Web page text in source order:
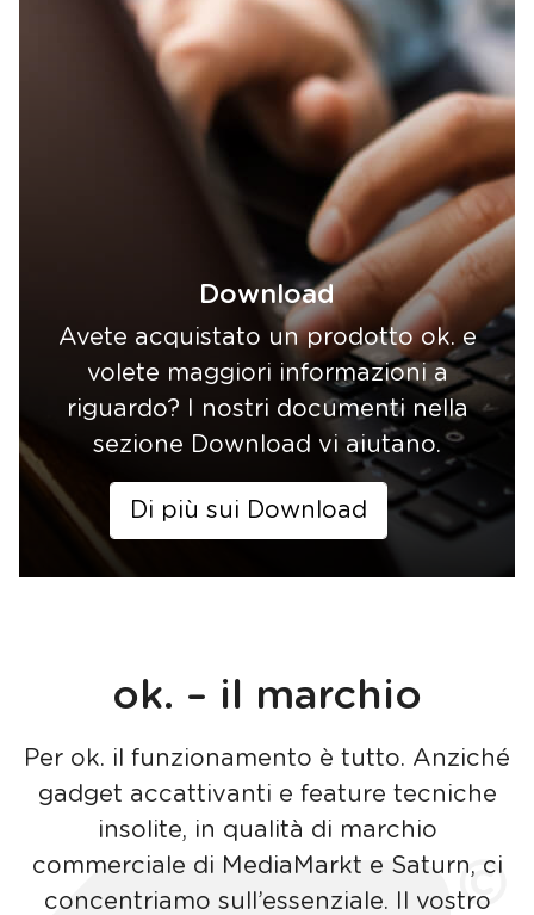
Download
Avete acquistato un prodotto ok. e
volete maggiori informazioni a
riguardo? I nostri documenti nella
sezione Download vi aiutano.
Di più sui Download
ok. – il marchio
Per ok. il funzionamento è tutto. Anziché
gadget accattivanti e feature tecniche
insolite, in qualità di marchio
commerciale di MediaMarkt e Saturn, ci
concentriamo sull’essenziale. Il vostro